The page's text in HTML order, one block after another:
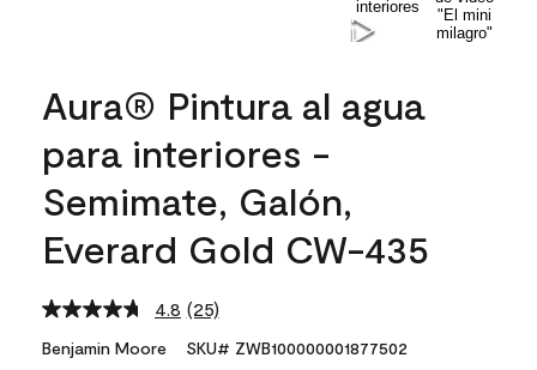
Aura® Pintura al agua
para interiores -
Semimate, Galón,
Everard Gold CW-435
4.8 Read
25
Reviews.
(25)
Benjamin Moore SKU# ZWB100000001877502